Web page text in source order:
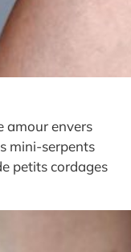
amour envers
mini-serpents
petits cordages